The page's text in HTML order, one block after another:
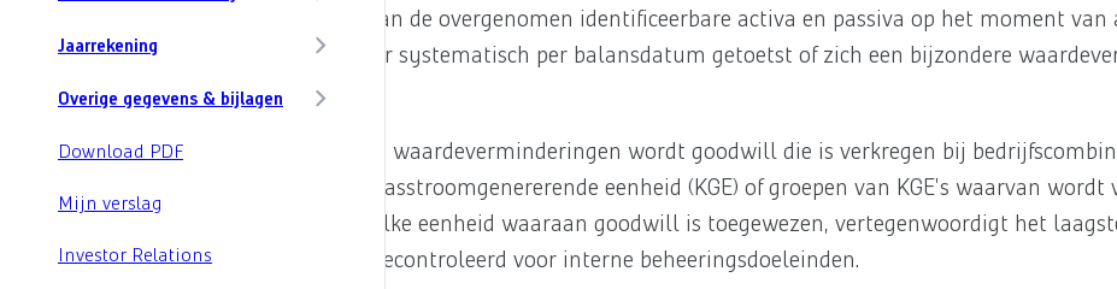
Jaarrekening
Overige gegevens & bijlagen
Download PDF
Mijn verslag
Investor Relations
van de overname en de reële waarde van de overgenomen identificeerbare activa en passiva op het moment van
betrekking tot goodwill wordt ieder jaar systematisch per balansdatum getoetst of zich een bijzondere
heeft voorgedaan.
Ten behoeve van de toets op bijzondere waardeverminderingen wordt goodwill die is verkregen bij
acquisitiedatum toegewezen aan een kasstroomgenererende eenheid (KGE) of groepen van KGE's waarvan
profiteren van die bedrijfscombinatie. Elke eenheid waaraan goodwill is toegewezen, vertegenwoordigt het
de entiteit waarop de goodwill wordt gecontroleerd voor interne beheeringsdoeleinden.